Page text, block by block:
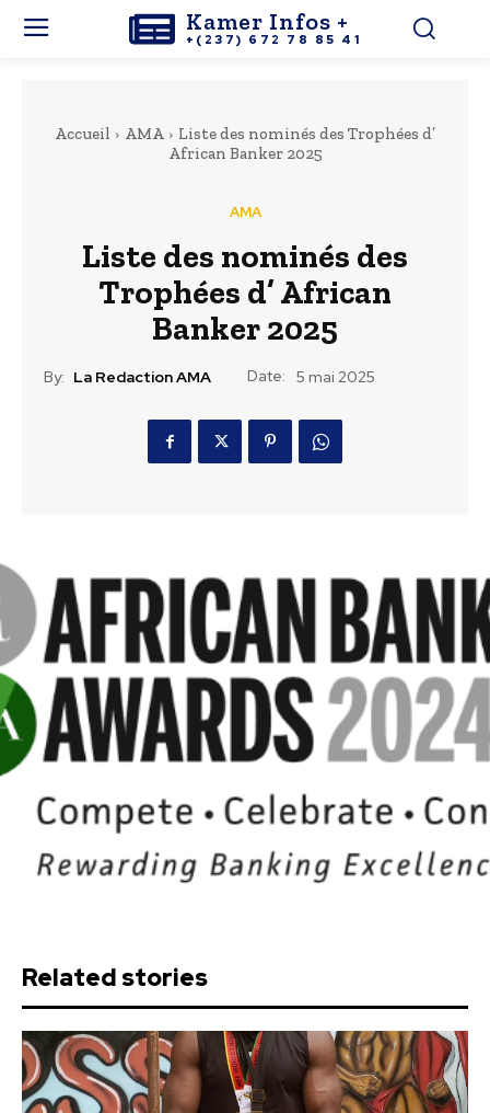
Kamer Infos +
+(237) 672 78 85 41
Accueil AMA
Liste des nominés des Trophées d’
African Banker 2025
AMA
Liste des nominés des
Trophées d’ African
Banker 2025
By: La Redaction AMA Date: 5 mai 2025
Related stories